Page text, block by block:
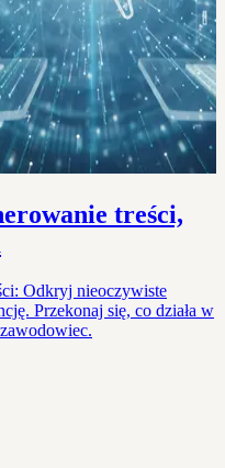
treści,
Odkryj nieoczywiste
Przekonaj się, co działa w